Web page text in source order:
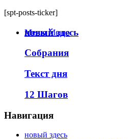
Меню Меню
[spt-posts-ticker]
новый здесь
Собрания
Текст дня
12 Шагов
Навигация
новый здесь